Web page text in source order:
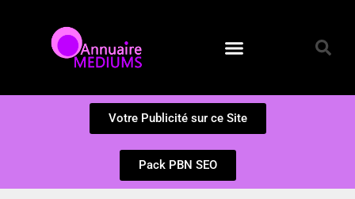
Votre Publicité sur ce Site
Pack PBN SEO